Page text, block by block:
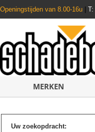
Openingstijden van 8.00-16u T:
MERKEN
Uw zoekopdracht: